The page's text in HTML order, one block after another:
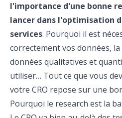
l'importance d'une bonne
lancer dans l'optimisation
services. Pourquoi il est
correctement vos données,
données qualitatives et
utiliser… Tout ce que vous
votre CRO repose sur une
Pourquoi le research est la